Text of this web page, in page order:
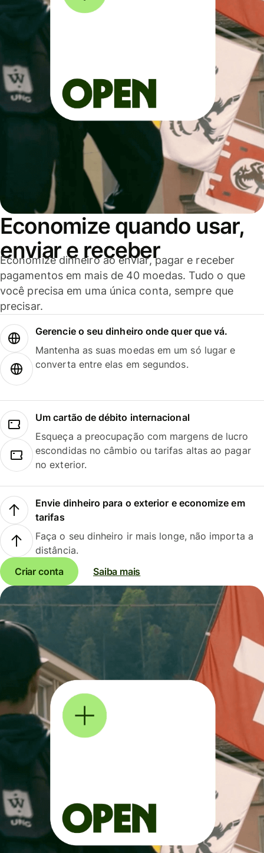
Economize quando usar,
enviar e receber
Economize dinheiro ao enviar, pagar e receber
pagamentos em mais de 40 moedas. Tudo o que
você precisa em uma única conta, sempre que
precisar.
Gerencie o seu dinheiro onde quer que vá.
Mantenha as suas moedas em um só lugar e
converta entre elas em segundos.
Um cartão de débito internacional
Esqueça a preocupação com margens de lucro
escondidas no câmbio ou tarifas altas ao pagar
no exterior.
Envie dinheiro para o exterior e economize em
tarifas
Faça o seu dinheiro ir mais longe, não importa a
distância.
Criar conta
Saiba mais